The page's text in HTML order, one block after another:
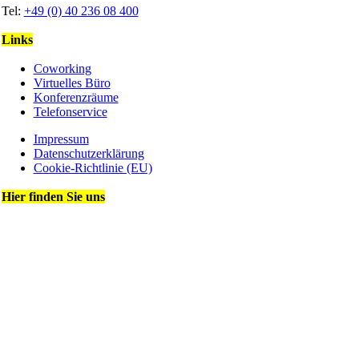
Tel: +49 (0) 40 236 08 400
Links
Coworking
Virtuelles Büro
Konferenzräume
Telefonservice
Impressum
Datenschutz­erklärung
Cookie-Richtlinie (EU)
Hier finden Sie uns